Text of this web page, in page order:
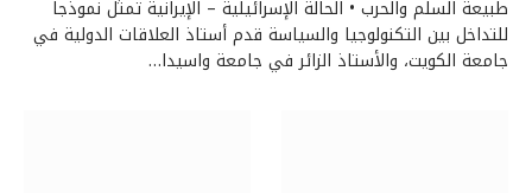
طبيعة السلم والحرب • الحالة الإسرائيلية – الإيرانية تمثل نموذجا
للتداخل بين التكنولوجيا والسياسة قدم أستاذ العلاقات الدولية في
جامعة الكويت، والأستاذ الزائر في جامعة واسيدا…